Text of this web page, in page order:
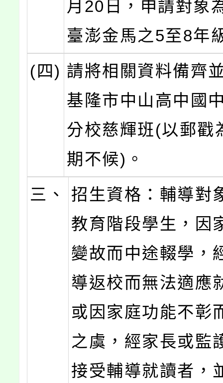
月20日，申請對象
臺澎金馬之5至8年
(四) 請將相關資料備齊
基隆市中山高中國
分校慈輝班(以郵戳
期不候)。
三、
招生資格：輔導對
教育階段學生，因
變故而中途輟學，
導返校而無法適應
或因家庭功能不彰
之虞，經家長或監
接受輔導就讀者，